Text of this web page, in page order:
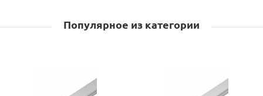
Популярное из категории